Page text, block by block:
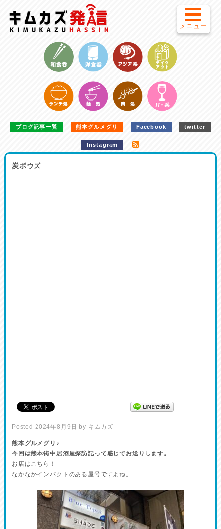
ブログ記事一覧 熊本グルメグリ Facebook twitter
Instagram
炭ボウズ
Posted 2024年8月9日 by キムカズ
熊本グルメグリ♪
今回は熊本街中居酒屋探訪記って感じでお送りします。
お店はこちら！
なかなかインパクトのある屋号ですよね。
メニュー